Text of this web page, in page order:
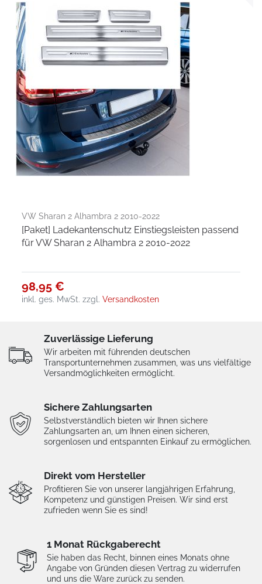
VW Sharan 2 Alhambra 2 2010-2022
[Paket] Ladekantenschutz Einstiegsleisten passend
für VW Sharan 2 Alhambra 2 2010-2022
98,95 €
inkl. ges. MwSt. zzgl.Versandkosten
Zuverlässige Lieferung
Wir arbeiten mit führenden deutschen
Transportunternehmen zusammen, was uns vielfältige
Versandmöglichkeiten ermöglicht.
Sichere Zahlungsarten
Selbstverständlich bieten wir Ihnen sichere
Zahlungsarten an, um Ihnen einen sicheren,
sorgenlosen und entspannten Einkauf zu ermöglichen.
Direkt vom Hersteller
Profitieren Sie von unserer langjährigen Erfahrung,
Kompetenz und günstigen Preisen. Wir sind erst
zufrieden wenn Sie es sind!
1 Monat Rückgaberecht
Sie haben das Recht, binnen eines Monats ohne
Angabe von Gründen diesen Vertrag zu widerrufen
und uns die Ware zurück zu senden.